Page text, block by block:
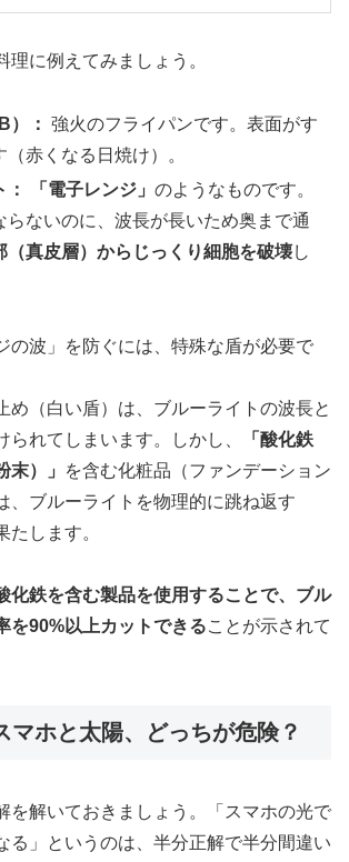
理に例えてみましょう。
）： 強火のフライパンです。表面がす
（赤くなる日焼け）。
「電子レンジ」のようなものです。
らないのに、波長が長いため奥まで通
（真皮層）からじっくり細胞を破壊し
の波」を防ぐには、特殊な盾が必要で
め（白い盾）は、ブルーライトの波長と
られてしまいます。しかし、
「酸化鉄
末）」
を含む化粧品（ファンデーション
、ブルーライトを物理的に跳ね返す
たします。
化鉄を含む製品を使用することで、ブル
を90%以上カットできることが示されて
マホと太陽、どっちが危険？
を解いておきましょう。「スマホの光で
る」というのは、半分正解で半分間違い